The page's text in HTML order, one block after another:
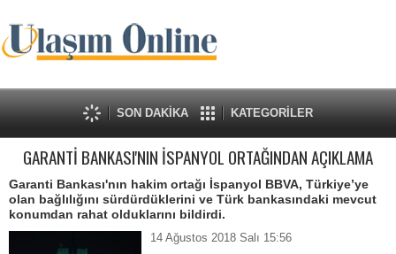
SON DAKİKA KATEGORİLER
GARANTİ BANKASI'NIN İSPANYOL ORTAĞINDAN AÇIKLAMA
Garanti Bankası'nın hakim ortağı İspanyol BBVA, Türkiye’ye
olan bağlılığını sürdürdüklerini ve Türk bankasındaki mevcut
konumdan rahat olduklarını bildirdi.
14 Ağustos 2018 Salı 15:56